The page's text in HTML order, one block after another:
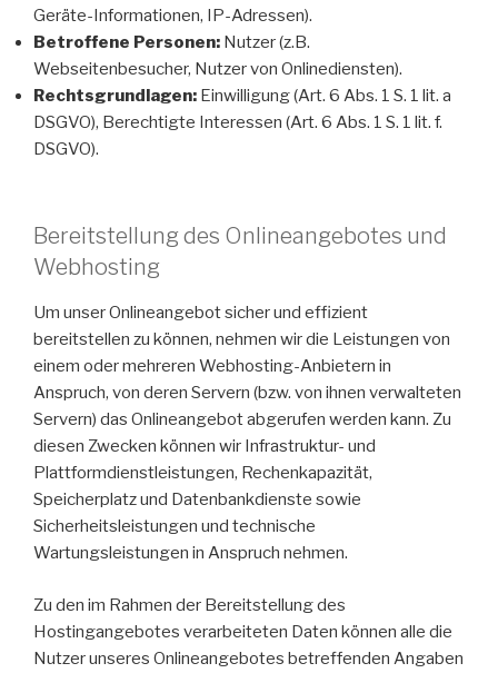
Geräte-Informationen, IP-Adressen).
Betroffene Personen: Nutzer (z.B.
Webseitenbesucher, Nutzer von Onlinediensten).
Rechtsgrundlagen: Einwilligung (Art. 6 Abs. 1 S. 1 lit. a
DSGVO), Berechtigte Interessen (Art. 6 Abs. 1 S. 1 lit. f.
DSGVO).
Bereitstellung des Onlineangebotes und
Webhosting
Um unser Onlineangebot sicher und effizient
bereitstellen zu können, nehmen wir die Leistungen von
einem oder mehreren Webhosting-Anbietern in
Anspruch, von deren Servern (bzw. von ihnen verwalteten
Servern) das Onlineangebot abgerufen werden kann. Zu
diesen Zwecken können wir Infrastruktur- und
Plattformdienstleistungen, Rechenkapazität,
Speicherplatz und Datenbankdienste sowie
Sicherheitsleistungen und technische
Wartungsleistungen in Anspruch nehmen.
Zu den im Rahmen der Bereitstellung des
Hostingangebotes verarbeiteten Daten können alle die
Nutzer unseres Onlineangebotes betreffenden Angaben